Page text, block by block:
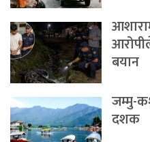
बयान
जम्मु-
दशक